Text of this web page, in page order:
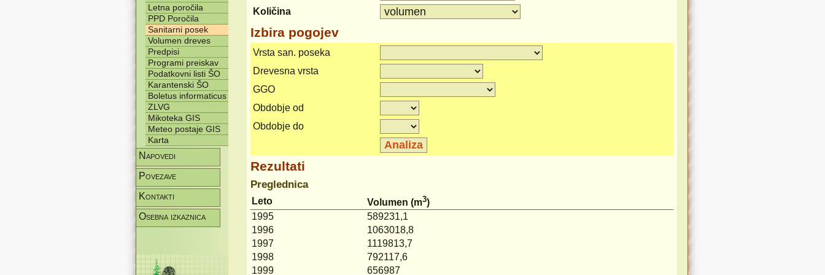
Letna poročila
PPD Poročila
Sanitarni posek
Volumen dreves
Predpisi
Programi preiskav
Podatkovni listi ŠO
Karantenski ŠO
Boletus informaticus
ZLVG
Mikoteka GIS
Meteo postaje GIS
Karta
Napovedi
Povezave
Kontakti
Osebna izkaznica
Količina
Izbira pogojev
Vrsta san. poseka
Drevesna vrsta
GGO
Obdobje od
Obdobje do
Rezultati
Preglednica
Leto Volumen (m3)
1995
589231,1
1996
1063018,8
1997
1119813,7
1998
792117,6
1999
656987